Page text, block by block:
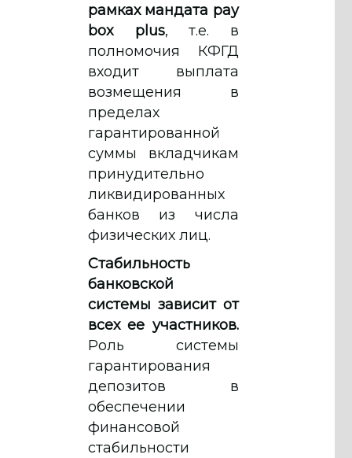
рамках мандата pay
box plus, т.е. в
полномочия КФГД
входит выплата
возмещения в
пределах
гарантированной
суммы вкладчикам
принудительно
ликвидированных
банков из числа
физических лиц.
Стабильность
банковской
системы зависит от
всех ее участников.
Роль системы
гарантирования
депозитов в
обеспечении
финансовой
стабильности